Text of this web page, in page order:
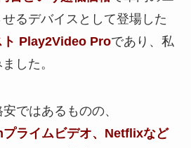
るデバイスとして登場した
ト Play2Video Proであり、私
した。
ではあるものの、
ライムビデオ、Netflixなど